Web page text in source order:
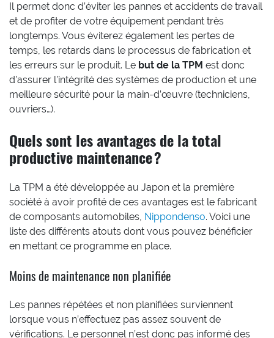
Il permet donc d’éviter les pannes et accidents de travail
et de profiter de votre équipement pendant très
longtemps. Vous éviterez également les pertes de
temps, les retards dans le processus de fabrication et
les erreurs sur le produit. Le but de la TPM est donc
d’assurer l’intégrité des systèmes de production et une
meilleure sécurité pour la main-d’œuvre (techniciens,
ouvriers…).
Quels sont les avantages de la total
productive maintenance ?
La TPM a été développée au Japon et la première
société à avoir profité de ces avantages est le fabricant
de composants automobiles, Nippondenso. Voici une
liste des différents atouts dont vous pouvez bénéficier
en mettant ce programme en place.
Moins de maintenance non planifiée
Les pannes répétées et non planifiées surviennent
lorsque vous n’effectuez pas assez souvent de
vérifications. Le personnel n’est donc pas informé des